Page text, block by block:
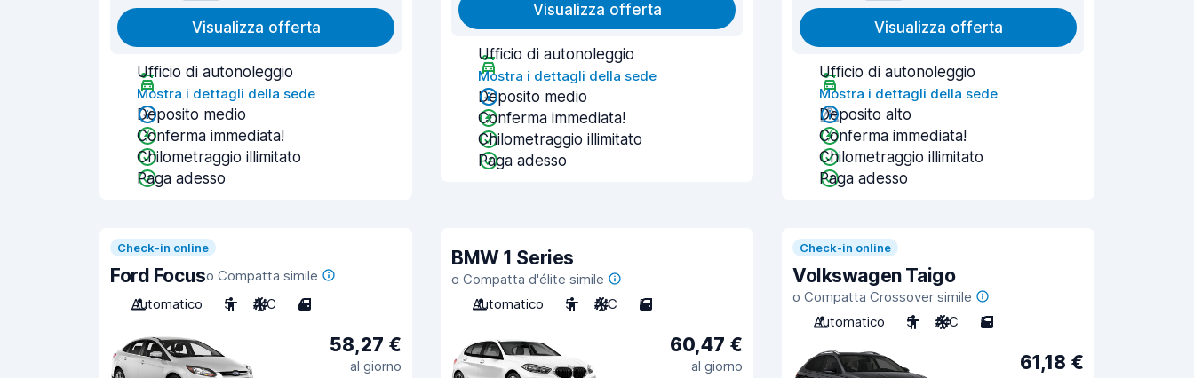
Visualizza offerta
Ufficio di autonoleggio
Mostra i dettagli della sede
Deposito medio
Conferma immediata!
Chilometraggio illimitato
Paga adesso
Visualizza offerta
Ufficio di autonoleggio
Mostra i dettagli della sede
Deposito medio
Conferma immediata!
Chilometraggio illimitato
Paga adesso
Visualizza offerta
Ufficio di autonoleggio
Mostra i dettagli della sede
Deposito alto
Conferma immediata!
Chilometraggio illimitato
Paga adesso
Check-in online
Ford Focuso Compatta simile
Automatico
5 A/C 4
58,27 €
al giorno
BMW 1 Series
o Compatta d'élite simile
Automatico
5 A/C 5
60,47 €
al giorno
Check-in online
Volkswagen Taigo
o Compatta Crossover simile
Automatico
5 A/C 5
61,18 €